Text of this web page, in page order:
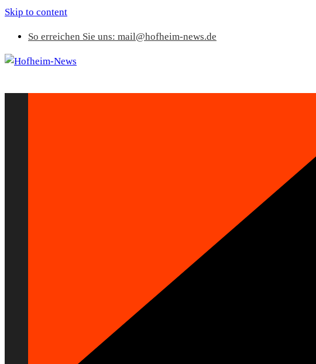
Skip to content
So erreichen Sie uns: mail@hofheim-news.de